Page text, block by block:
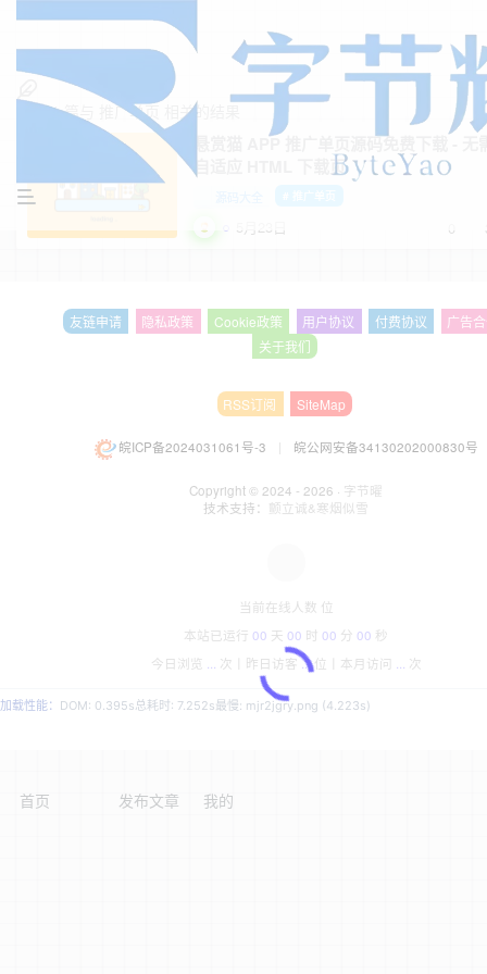
找到 1 篇与 推广单页 相关的结果
悬赏猫 APP 推广单页源码免费下载 - 无
自适应 HTML 下载页
5月23日 0
友链申请 隐私政策 Cookie政策 用户协议 付费协议
广告
关于我们
RSS订阅 SiteMap
皖ICP备2024031061号-3 | 皖公网安备34130202000830号
Copyright © 2024 - 2026 · 字节曜
技术支持： 颤立诚&寒烟似雪
当前在线人数 位
本站已运行 00 天 00 时 00 分 00 秒
今日浏览
次丨 昨日访客...位丨 本月访问 次
加载性能： DOM: 0.395s总耗时: 7.252s最慢: mjr2jgry.png (4.223s)
首页 发布文章 我的